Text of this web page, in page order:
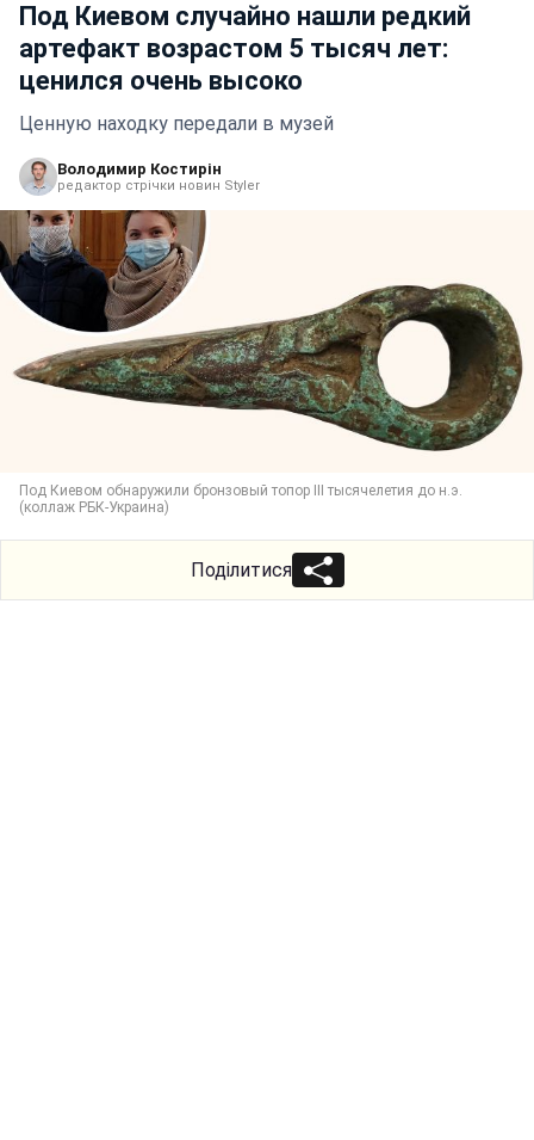
Под Киевом случайно нашли редкий
артефакт возрастом 5 тысяч лет:
ценился очень высоко
Ценную находку передали в музей
Володимир Костирін
редактор стрічки новин Styler
Под Киевом обнаружили бронзовый топор III тысячелетия до н.э.
(коллаж РБК-Украина)
Поділитися